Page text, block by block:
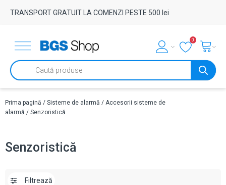
TRANSPORT GRATUIT LA COMENZI PESTE 500 lei
0
Products
search
Prima pagină / Sisteme de alarmă / Accesorii sisteme de
alarmă / Senzoristică
Senzoristică
Filtrează